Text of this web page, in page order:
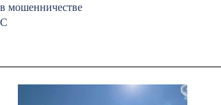
мошенничестве